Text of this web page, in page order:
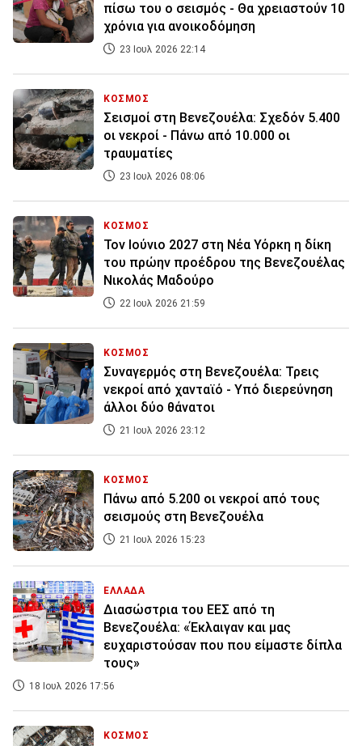
πίσω του ο σεισμός - Θα χρειαστούν 10
χρόνια για ανοικοδόμηση
23 Ιουλ 2026 22:14
ΚΟΣΜΟΣ
Σεισμοί στη Βενεζουέλα: Σχεδόν 5.400
οι νεκροί - Πάνω από 10.000 οι
τραυματίες
23 Ιουλ 2026 08:06
ΚΟΣΜΟΣ
Τον Ιούνιο 2027 στη Νέα Υόρκη η δίκη
του πρώην προέδρου της Βενεζουέλας
Νικολάς Μαδούρο
22 Ιουλ 2026 21:59
ΚΟΣΜΟΣ
Συναγερμός στη Βενεζουέλα: Τρεις
νεκροί από χανταϊό - Υπό διερεύνηση
άλλοι δύο θάνατοι
21 Ιουλ 2026 23:12
ΚΟΣΜΟΣ
Πάνω από 5.200 οι νεκροί από τους
σεισμούς στη Βενεζουέλα
21 Ιουλ 2026 15:23
ΕΛΛΑΔΑ
Διασώστρια του ΕΕΣ από τη
Βενεζουέλα: «Έκλαιγαν και μας
ευχαριστούσαν που που είμαστε δίπλα
τους»
18 Ιουλ 2026 17:56
ΚΟΣΜΟΣ